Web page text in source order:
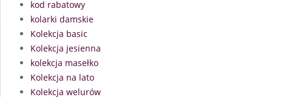
kod rabatowy
kolarki damskie
Kolekcja basic
Kolekcja jesienna
kolekcja masełko
Kolekcja na lato
Kolekcja welurów